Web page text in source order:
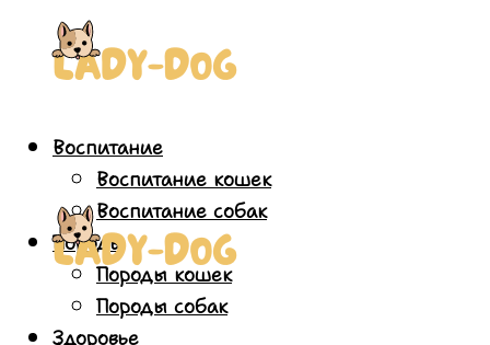
Воспитание
Воспитание кошек
Воспитание собак
Породы
Породы кошек
Породы собак
Здоровье